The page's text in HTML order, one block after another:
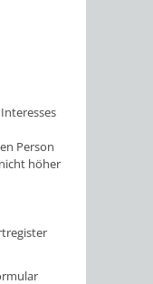
Person
höher